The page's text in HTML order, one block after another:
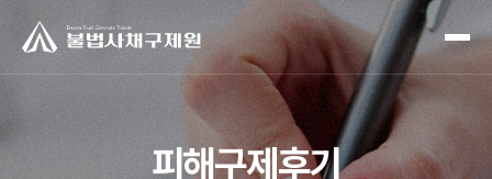
피해구제후기